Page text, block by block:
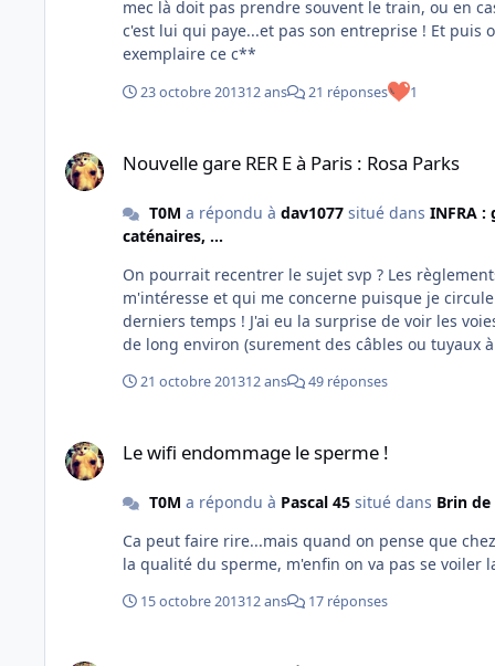
mec là doit pas prendre souvent le train, ou en cas de
c'est lui qui paye...et pas son entreprise ! Et puis on a bien remarqué que dans les transports en commun il est pas
exemplaire ce c**
23 octobre 201312 ans 21 réponses 1
Nouvelle gare RER E à Paris : Rosa Parks
T0M a répondu à dav1077situé dans INFRA
caténaires, ...
On pourrait recentrer le sujet svp ? Les règlements de compte de chacun je m'en contrefiche un peu sur ce sujet qui
m'intéresse et qui me concerne puisque je circule de ce côté là ! Pour ceux qui sont de ce
derniers temps ! J'ai eu la surprise de voir les voies lentes démontées sur une quinzaine de mètres, avec un trou de 10m
de long environ (surement des câbles ou tuyaux
21 octobre 201312 ans 49 réponses
Le wifi endommage le sperme !
T0M a répondu à Pascal 45situé dans Brin
Ca peut faire rire...mais quand on pense que chez soi on
la qualité du sperme, m'enfin on va pas se voiler
15 octobre 201312 ans 17 réponses